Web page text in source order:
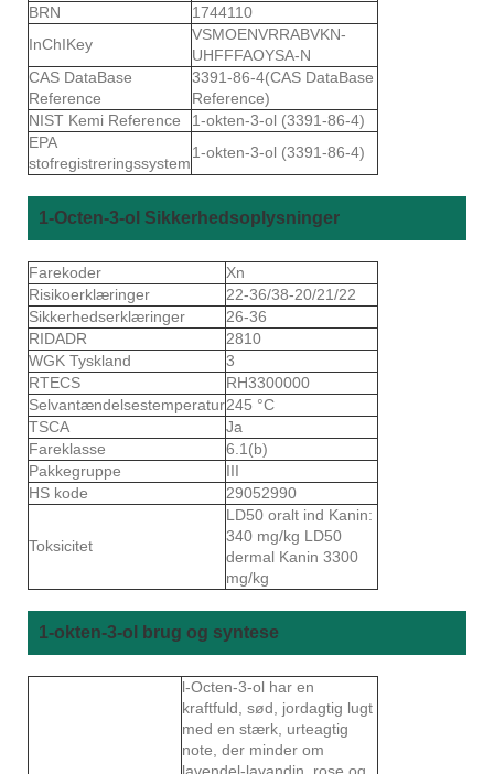
BRN
1744110
InChIKey
VSMOENVRRABVKN-
UHFFFAOYSA-N
CAS DataBase
Reference
3391-86-4(CAS DataBase
Reference)
NIST Kemi Reference
1-okten-3-ol (3391-86-4)
EPA
stofregistreringssystem
1-okten-3-ol (3391-86-4)
1-Octen-3-ol Sikkerhedsoplysninger
Farekoder
Xn
Risikoerklæringer
22-36/38-20/21/22
Sikkerhedserklæringer
26-36
RIDADR
2810
WGK Tyskland
3
RTECS
RH3300000
Selvantændelsestemperatur245 °C
TSCA
Ja
Fareklasse
6.1(b)
Pakkegruppe
III
HS kode
29052990
Toksicitet
LD50 oralt ind Kanin:
340 mg/kg LD50
dermal Kanin 3300
mg/kg
1-okten-3-ol brug og syntese
l-Octen-3-ol har en
kraftfuld, sød, jordagtig lugt
med en stærk, urteagtig
note, der minder om
lavendel-lavandin, rose og